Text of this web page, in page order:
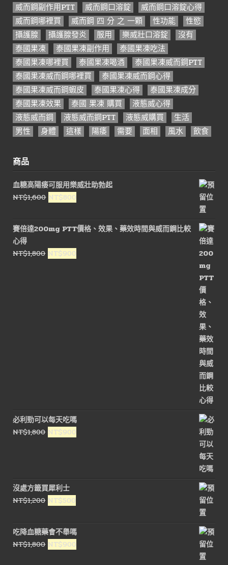
威而鋼副作用PTT
威而鋼口溶錠
威而鋼口溶錠心得
威而鋼哪裡買
威而鋼 四 分 之 一顆 性功能
性慾
攝護腺
攝護腺發炎 服用 樂威壯口溶錠
沒有
泰國果凍
泰國果凍副作用
泰國果凍吃法
泰國果凍哪裡買
泰國果凍喝酒
泰國果凍威而鋼PTT
泰國果凍威而鋼哪裡買
泰國果凍威而鋼心得
泰國果凍威而鋼蝦皮
泰國果凍心得
泰國果凍成分
泰國果凍效果
泰國 果凍 購買
液態威心得
液態威而鋼
液態威而鋼PTT 液態威購買
生活
男性
身體 這樣 陽痿 需要 面相 風水 飲食
商品
血糖高陽痿可服用樂威壯助勃起
NT$1,600 原
價
格：
NT$1,600。
NT$800
價
格：
NT$800。
賽倍達200mg PTT價格、效果、藥效時間與威而鋼比較
心得
NT$1,800 原
NT$900
必利勁可以每天吃嗎
NT$1,800 原
NT$1,800。
NT$900
NT$900。
沒處方籤買犀利士
NT$1,200 原
價
格：
NT$1,200。
NT$500
價
格：
NT$500。
吃降血糖藥會不舉嗎
NT$1,800 原
NT$900